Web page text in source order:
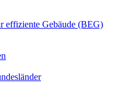
effiziente Gebäude (BEG)